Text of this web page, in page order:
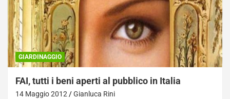
GIARDINAGGIO
FAI, tutti i beni aperti al pubblico in Italia
14 Maggio 2012 Gianluca Rini